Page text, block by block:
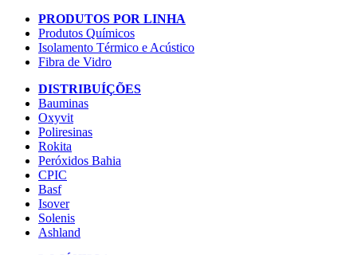
PRODUTOS POR LINHA
Produtos Químicos
Isolamento Térmico e Acústico
Fibra de Vidro
DISTRIBUÍÇÕES
Bauminas
Oxyvit
Poliresinas
Rokita
Peróxidos Bahia
CPIC
Basf
Isover
Solenis
Ashland